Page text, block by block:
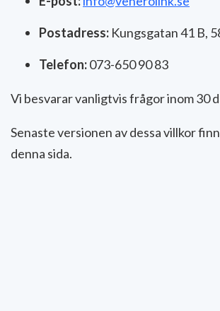
Postadress: Kungsgatan 41 B,
Telefon:073-650 90 83
Vi besvarar vanligtvis frågor inom 30
Senaste versionen av dessa villkor
denna sida.